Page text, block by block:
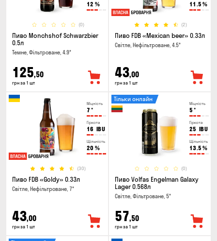
12 %
(0)
Пиво Monchshof Schwarzbier
0.5л
Темне, Фільтроване, 4.9°
125,50
грн за 1 шт
11.5 %
(2)
Пиво FDB «Mexican beer» 0.33л
Світле, Нефільтроване, 4.5°
43,00
грн за 1 шт
Міцність
7 °
Гіркота
16 IBU
Щільність
20 %
(30)
Пиво FDB «Goldy» 0.33л
Світле, Нефільтроване, 7°
43,00
грн за 1 шт
Міцність
5 °
Гіркота
25 IBU
Щільність
13.5 %
(0)
Тільки онлайн
Пиво Volfas Engelman Galaxy
Lager 0.568л
Світле, Фільтроване, 5°
57,50
грн за 1 шт